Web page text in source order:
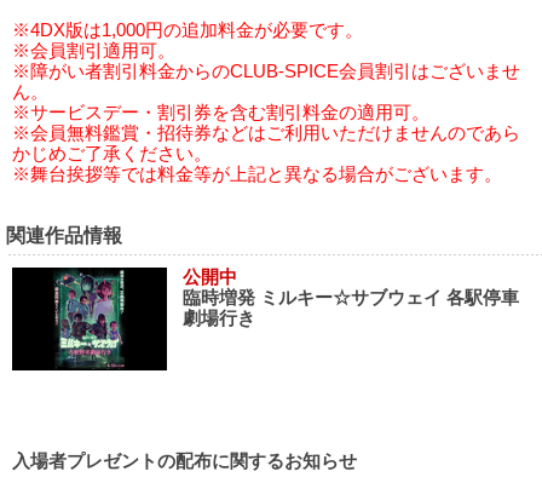
※4DX版は1,000円の追加料金が必要です。
※会員割引適用可。
※障がい者割引料金からのCLUB-SPICE会員割引はございませ
ん。
※サービスデー・割引券を含む割引料金の適用可。
※会員無料鑑賞・招待券などはご利用いただけませんのであら
かじめご了承ください。
※舞台挨拶等では料金等が上記と異なる場合がございます。
関連作品情報
公開中
臨時増発 ミルキー☆サブウェイ 各駅停車
劇場行き
入場者プレゼントの配布に関するお知らせ